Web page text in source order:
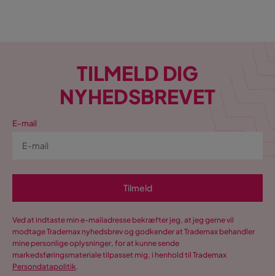
TILMELD DIG
NYHEDSBREVET
E-mail
Tilmeld
Ved at indtaste min e-mailadresse bekræfter jeg, at jeg gerne vil
modtage Trademax nyhedsbrev og godkender at Trademax behandler
mine personlige oplysninger, for at kunne sende
markedsføringsmateriale tilpasset mig, i henhold til Trademax
Persondatapolitik.